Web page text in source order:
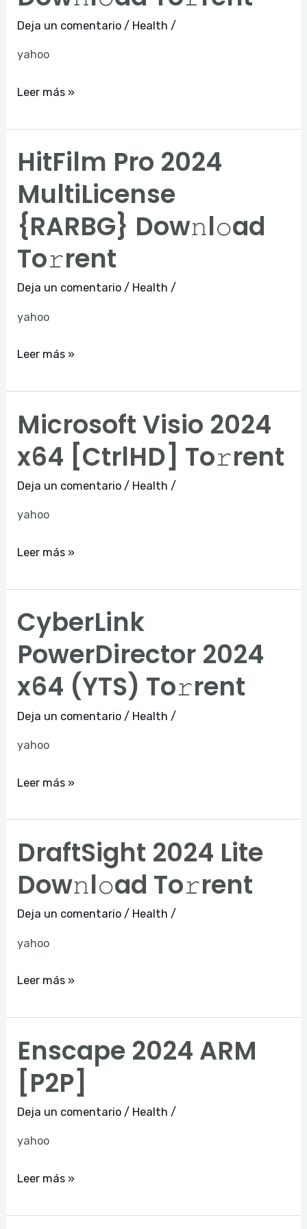
Deja un comentario / Health /
yahoo
Dow𝚗l𝚘ad
To𝚛rent
Leer más »
HitFilm Pro 2024
MultiLicense
{RARBG} Dow𝚗l𝚘ad
To𝚛rent
Deja un comentario / Health /
yahoo
HitFilm
2024
MultiLicense
{RARBG}
Dow𝚗l𝚘ad
Leer más »
Microsoft Visio 2024
x64 [CtrlHD] To𝚛rent
Deja un comentario / Health /
yahoo
Microsoft
2024
x64
To𝚛rent
Leer más »
CyberLink
PowerDirector 2024
x64 (YTS) To𝚛rent
Deja un comentario / Health /
yahoo
CyberLink
PowerDirector
2024
x64
(YTS)
To𝚛rent
Leer más »
DraftSight 2024 Lite
Dow𝚗l𝚘ad To𝚛rent
Deja un comentario / Health /
yahoo
DraftSight
Lite
Dow𝚗l𝚘ad
Leer más »
Enscape 2024 ARM
[P2P]
Deja un comentario / Health /
yahoo
Enscape
ARM
[P2P]
Leer más »